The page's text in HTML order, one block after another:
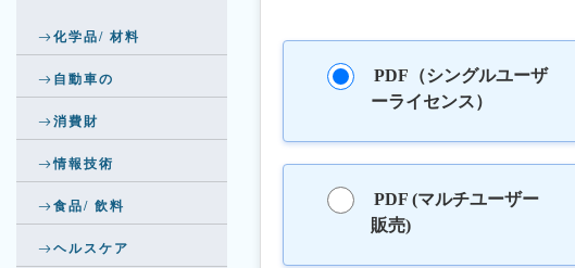
化学品/ 材料
自動車の
消費財
情報技術
食品/ 飲料
ヘルスケア
PDF（シングルユーザ
ーライセンス）
PDF (マルチユーザー
販売)